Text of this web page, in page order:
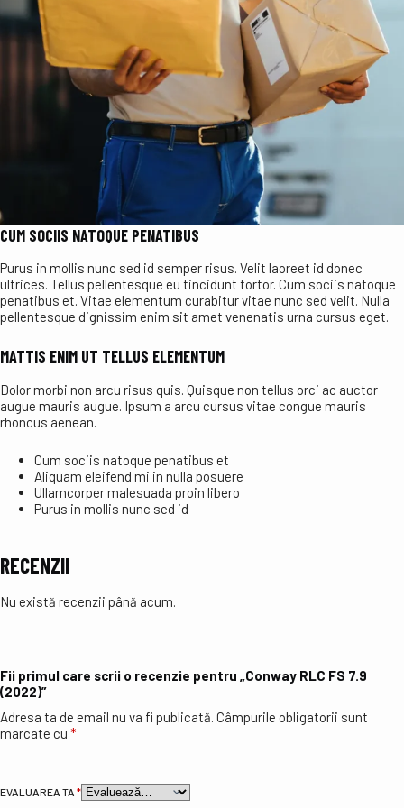
CUM SOCIIS NATOQUE PENATIBUS
Purus in mollis nunc sed id semper risus. Velit laoreet id donec
ultrices. Tellus pellentesque eu tincidunt tortor. Cum sociis natoque
penatibus et. Vitae elementum curabitur vitae nunc sed velit. Nulla
pellentesque dignissim enim sit amet venenatis urna cursus eget.
MATTIS ENIM UT TELLUS ELEMENTUM
Dolor morbi non arcu risus quis. Quisque non tellus orci ac auctor
augue mauris augue. Ipsum a arcu cursus vitae congue mauris
rhoncus aenean.
Cum sociis natoque penatibus et
Aliquam eleifend mi in nulla posuere
Ullamcorper malesuada proin libero
Purus in mollis nunc sed id
RECENZII
Nu există recenzii până acum.
Fii primul care scrii o recenzie pentru „Conway RLC FS 7.9
(2022)”
Adresa ta de email nu va fi publicată. Câmpurile obligatorii sunt
marcate cu *
EVALUAREA TA *